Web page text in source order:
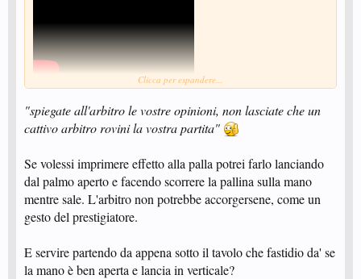
Visualizza: https://youtu.be/cIH6BsKa93E
Clicca per espandere...
"spiegate all'arbitro le vostre opinioni, non lasciate che un
cattivo arbitro rovini la vostra partita"
Se volessi imprimere effetto alla palla potrei farlo lanciando
dal palmo aperto e facendo scorrere la pallina sulla mano
mentre sale. L'arbitro non potrebbe accorgersene, come un
gesto del prestigiatore.
E servire partendo da appena sotto il tavolo che fastidio da' se
la mano è ben aperta e lancia in verticale?